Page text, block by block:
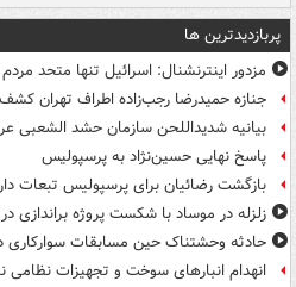
پربازدیدترین ها
مزدور اینترنشنال: اسرائیل تنها متحد
جنازه حمیدرضا رجب‌زاده اطراف تهران
بیانیه شدیداللحن سازمان حشد الشعبی
پاسخ نهایی حسین‌نژاد به پرسپولیس
بازگشت رضائیان برای پرسپولیس تبعات
زلزله در موساد با شکست پروژه براندازی در
حادثه وحشتناک حین مسابقات سوارکاری
انهدام انبارهای سوخت و تجهیزات